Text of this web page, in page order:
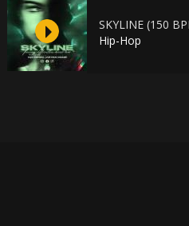
52 NGG x Скриптонит]
SKYLINE (150
Hip-Hop